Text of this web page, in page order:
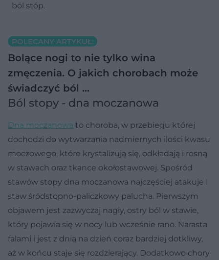
ból stóp.
POLECANY ARTYKUŁ:
Bolące nogi to nie tylko wina
zmęczenia. O jakich chorobach może
świadczyć ból …
Ból stopy - dna moczanowa
Dna moczanowa to choroba, w przebiegu której
dochodzi do wytwarzania nadmiernych ilości kwasu
moczowego, które krystalizują się, odkładają i rosną
w stawach oraz tkance okołostawowej. Spośród
stawów stopy dna moczanowa najczęściej atakuje I
staw śródstopno-paliczkowy palucha. Pierwszym
objawem jest zazwyczaj nagły, ostry ból w stawie,
który pojawia się w nocy lub wcześnie rano. Narasta
falami i jest z dnia na dzień coraz bardziej dotkliwy,
aż w końcu staje się rozdzierający. Dodatkowo chory